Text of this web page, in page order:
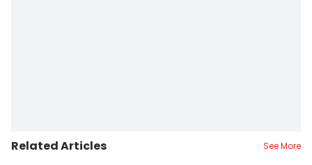
Related Articles See More